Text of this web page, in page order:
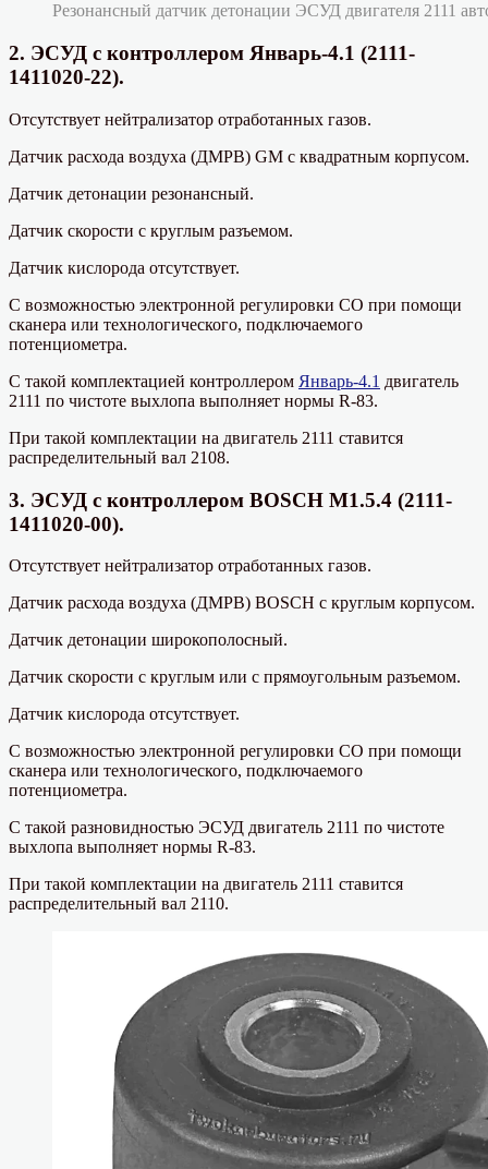
Резонансный датчик детонации ЭСУД двигателя 2111
2. ЭСУД с контроллером Январь-4.1 (2111-
1411020-22).
Отсутствует нейтрализатор отработанных газов.
Датчик расхода воздуха (ДМРВ) GM с квадратным корпусом.
Датчик детонации резонансный.
Датчик скорости с круглым разъемом.
Датчик кислорода отсутствует.
С возможностью электронной регулировки СО при помощи
сканера или технологического, подключаемого
потенциометра.
С такой комплектацией контроллером Январь-4.1 двигатель
2111 по чистоте выхлопа выполняет нормы R-83.
При такой комплектации на двигатель 2111 ставится
распределительный вал 2108.
3. ЭСУД с контроллером BOSCH M1.5.4 (2111-
1411020-00).
Отсутствует нейтрализатор отработанных газов.
Датчик расхода воздуха (ДМРВ) BOSCH с круглым корпусом.
Датчик детонации широкополосный.
Датчик скорости с круглым или с прямоугольным разъемом.
Датчик кислорода отсутствует.
С возможностью электронной регулировки СО при помощи
сканера или технологического, подключаемого
потенциометра.
С такой разновидностью ЭСУД двигатель 2111 по чистоте
выхлопа выполняет нормы R-83.
При такой комплектации на двигатель 2111 ставится
распределительный вал 2110.